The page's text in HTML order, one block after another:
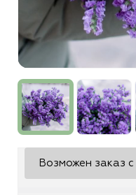
Возможен заказ